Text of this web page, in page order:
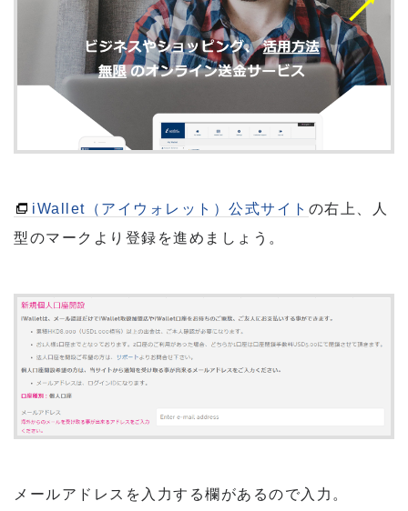
iWallet（アイウォレット）公式サイト の右上、人
型のマークより登録を進めましょう。
メールアドレスを入力する欄があるので入力。